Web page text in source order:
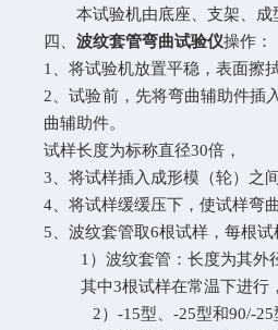
本试验机由底座、支架、成
四、波纹套管弯曲试验仪操作：
1
、将试验机放置平稳，表面擦
2 、试验前，先将弯曲辅助件
曲辅助件。
试样长度为标称直径30倍，
3 、将试样插入成形模（轮）之
4 、将试样缓缓压下，使试样弯
5 、波纹套管取6根试样，每根试
1 ）波纹套管：长度为其外
其中3根试样在常温下进行
2）-15型、-25型和90/-25